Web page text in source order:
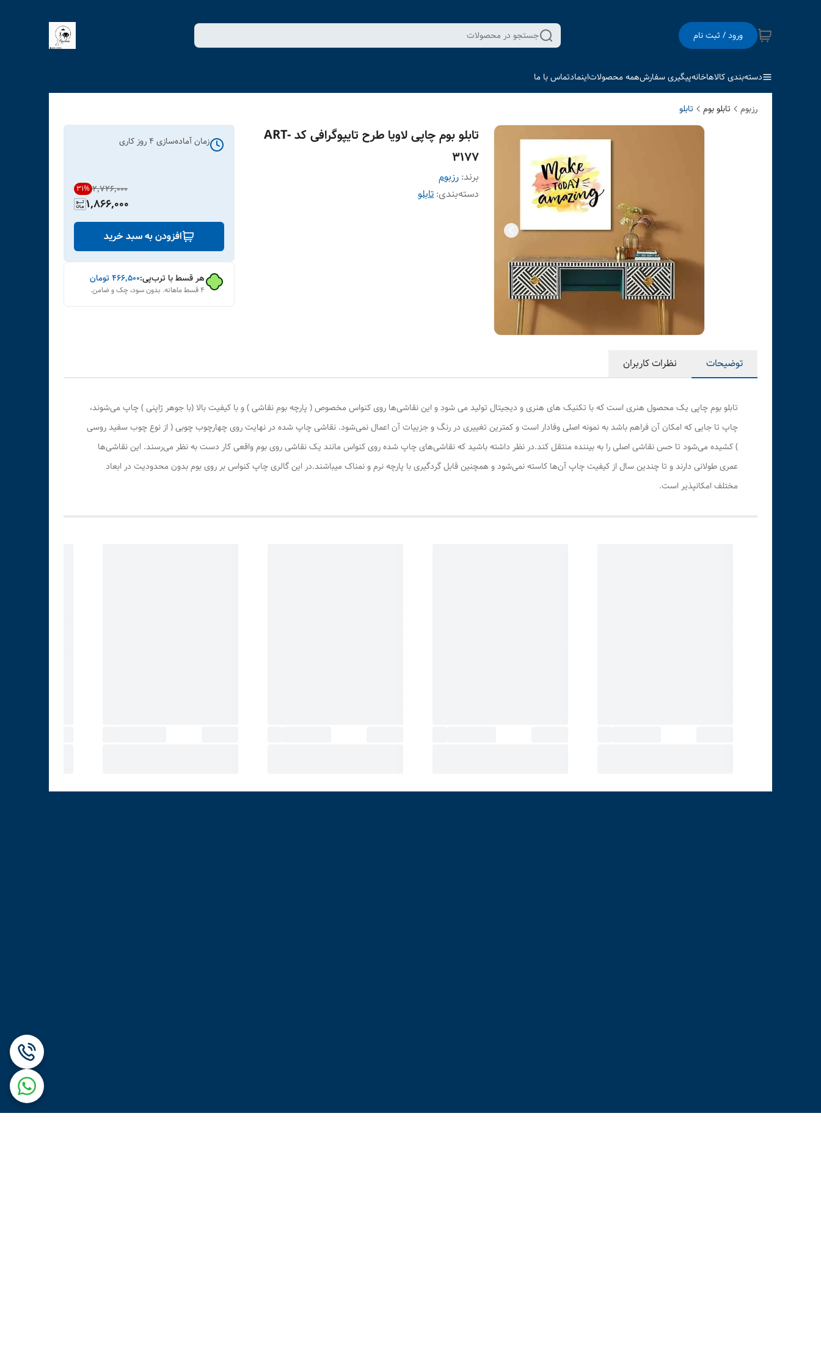
ورود / ثبت نام جستجو در محصولات
دسته‌بندی کالاهاخانهپیگیری سفارشهمه محصولاتاینمادتماس با ما
رزبوم تابلو بوم تابلو
تابلو بوم چاپی لاویا طرح تایپوگرافی کد ART-
3177
برند: رزبوم
دسته‌بندی:تابلو
زمان آماده‌سازی 4 روز کاری
۲٬۷۲۶٬۰۰۰ 31%
1,866,000
افزودن به سبد خرید
هر قسط با ترب‌پی:۴۶۶٬۵۰۰ تومان
۴ قسط ماهانه. بدون سود، چک و ضامن.
توضیحات نظرات کاربران
تابلو بوم چاپی یک محصول هنری است که با تکنیک های هنری و دیجیتال تولید می شود و این نقاشی‌ها روی کنواس مخصوص ( پارچه بوم نقاشی ) و با کیفیت بالا (با جوهر ژاپنی ) چاپ می‌شوند،
چاپ تا جایی که امکان آن فراهم باشد به نمونه اصلی وفادار است و کمترین تغییری در رنگ و جزییات آن اعمال نمی‌شود. نقاشی چاپ شده در نهایت روی چهارچوب چوبی ( از نوع چوب سفید روسی
) کشیده می‌شود تا حس نقاشی اصلی را به بیننده منتقل کند.در نظر داشته باشید که نقاشی‌های چاپ شده روی کنواس مانند یک نقاشی روی بوم واقعی کار دست به نظر می‌رسند. این نقاشی‌ها
عمری طولانی دارند و تا چندین سال از کیفیت چاپ آن‌ها کاسته نمی‌شود و همچنین قابل گردگیری با پارچه نرم و نمناک میباشند.در این گالری چاپ کنواس بر روی بوم بدون محدودیت در ابعاد
مختلف امکانپذیر است.